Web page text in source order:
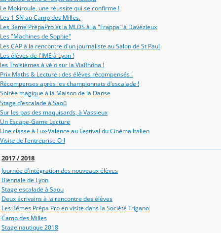
Le Mokiroule, une réussite qui se confirme !
Les 1 SN au Camp des Milles.
Les 3ème PrépaPro et la MLDS à la "Frappa" à Davézieux
Les "Machines de Sophie"
Les CAP à la rencontre d'un journaliste au Salon de St Paul
Les élèves de l'IME à Lyon !
les Troisièmes à vélo sur la ViaRhôna !
Prix Maths & Lecture : des élèves récompensés !
Récompenses après les championnats d'escalade !
Soirée magique à la Maison de la Danse
Stage d'escalade à Saoû
Sur les pas des maquisards, à Vassieux
Un Escape-Game Lecture
Une classe à Lux-Valence au Festival du Cinéma Italien
Visite de l'entreprise O-I
2017 / 2018
Journée d'intégration des nouveaux élèves
Biennale de Lyon
Stage escalade à Saou
Deux écrivains à la rencontre des élèves
Les 3èmes Prépa Pro en visite dans la Société Trigano
Camp des Milles
Stage nautique 2018